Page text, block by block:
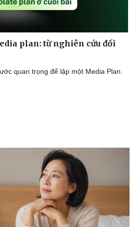
Sành điệu
Tin Công nghệ
Chuyển đổi số
plan: từ nghiên cứu đối
quan trọng để lập một Media Plan.